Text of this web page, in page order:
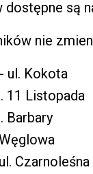
dostępne są
nie
ul. Kokota
11 Listopada
Barbary
Czarnoleśna